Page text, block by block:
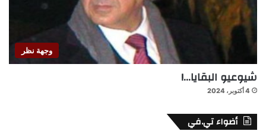
وجهة نظر
شيوعيو البقايا…!
4 أكتوبر، 2024
أضواء تي.في